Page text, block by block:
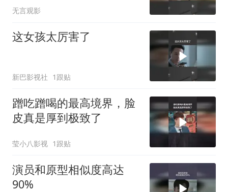
无言观影
这女孩太厉害了
新巴影视社 1跟贴
蹭吃蹭喝的最高境界，脸
皮真是厚到极致了
莹小八影视 1跟贴
演员和原型相似度高达
90%